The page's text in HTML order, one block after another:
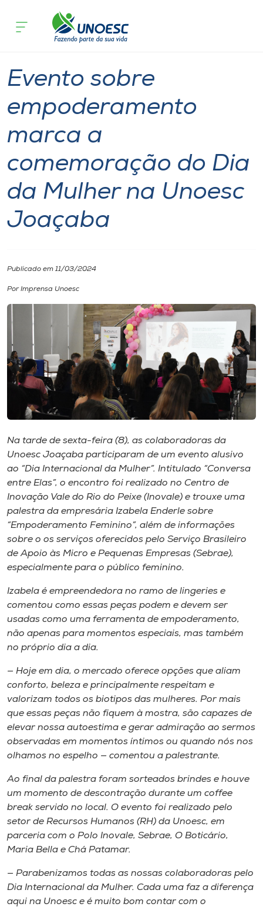
Cursos
Atendimento ao Estudante
Portal de Ensino
Unoesc
I.nova
Diplomados
Cultura
Editora
Rádio
Museu
Unoesc
Selecione
o idioma
A+
A-
Joaçaba
Evento sobre
empoderamento
marca a
comemoração do Dia
da Mulher na Unoesc
Joaçaba
Publicado em 11/03/2024
Por Imprensa Unoesc
Na tarde de sexta-feira (8), as colaboradoras da
Unoesc Joaçaba participaram de um evento alusivo
ao “Dia Internacional da Mulher”. Intitulado “Conversa
entre Elas”, o encontro foi realizado no Centro de
Inovação Vale do Rio do Peixe (Inovale) e trouxe uma
palestra da empresária Izabela Enderle sobre
“Empoderamento Feminino”, além de informações
sobre o os serviços oferecidos pelo Serviço Brasileiro
de Apoio às Micro e Pequenas Empresas (Sebrae),
especialmente para o público feminino.
Izabela é empreendedora no ramo de lingeries e
comentou como essas peças podem e devem ser
usadas como uma ferramenta de empoderamento,
não apenas para momentos especiais, mas também
no próprio dia a dia.
— Hoje em dia, o mercado oferece opções que aliam
conforto, beleza e principalmente respeitam e
valorizam todos os biotipos das mulheres. Por mais
que essas peças não fiquem à mostra, são capazes de
elevar nossa autoestima e gerar admiração ao sermos
observadas em momentos íntimos ou quando nós nos
olhamos no espelho — comentou a palestrante.
Ao final da palestra foram sorteados brindes e houve
um momento de descontração durante um coffee
break servido no local. O evento foi realizado pelo
setor de Recursos Humanos (RH) da Unoesc, em
parceria com o Polo Inovale, Sebrae, O Boticário,
Maria Bella e Chá Patamar.
— Parabenizamos todas as nossas colaboradoras pelo
Dia Internacional da Mulher. Cada uma faz a diferença
aqui na Unoesc e é muito bom contar com o